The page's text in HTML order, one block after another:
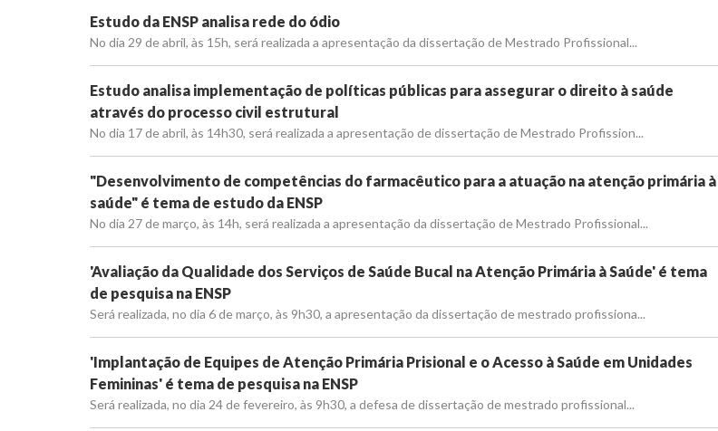
Estudo da ENSP analisa rede do ódio
No dia 29 de abril, às 15h, será realizada a apresentação da dissertação de Mestrado Profissional...
Estudo analisa implementação de políticas públicas para assegurar o direito à saúde
através do processo civil estrutural
No dia 17 de abril, às 14h30, será realizada a apresentação de dissertação de Mestrado Profission...
"Desenvolvimento de competências do farmacêutico para a atuação na atenção primária à
saúde" é tema de estudo da ENSP
No dia 27 de março, às 14h, será realizada a apresentação da dissertação de Mestrado Profissional...
'Avaliação da Qualidade dos Serviços de Saúde Bucal na Atenção Primária à Saúde' é tema
de pesquisa na ENSP
Será realizada, no dia 6 de março, às 9h30, a apresentação da dissertação de mestrado profissiona...
'Implantação de Equipes de Atenção Primária Prisional e o Acesso à Saúde em Unidades
Femininas' é tema de pesquisa na ENSP
Será realizada, no dia 24 de fevereiro, às 9h30, a defesa de dissertação de mestrado profissional...